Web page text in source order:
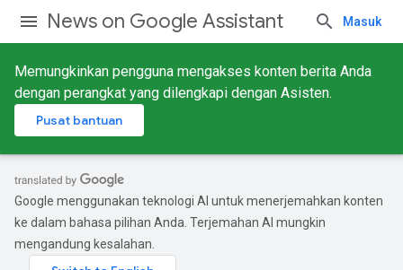
News on Google Assistant Masuk
Memungkinkan pengguna mengakses konten berita Anda
dengan perangkat yang dilengkapi dengan Asisten.
Pusat bantuan
Google menggunakan teknologi AI untuk menerjemahkan konten
ke dalam bahasa pilihan Anda. Terjemahan AI mungkin
mengandung kesalahan.